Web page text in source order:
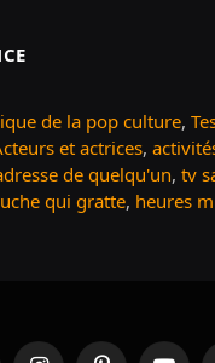
de la pop culture,
et actrices,
de quelqu'un, tv
qui gratte, heures